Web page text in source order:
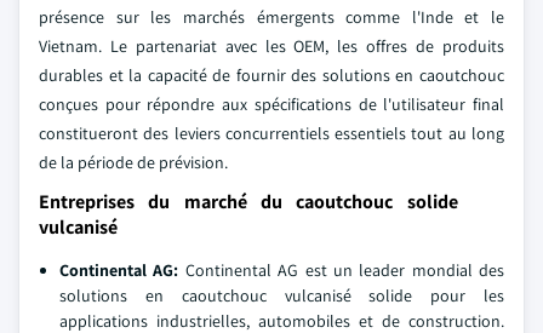
présence sur les marchés émergents comme l'Inde et le
Vietnam. Le partenariat avec les OEM, les offres de produits
durables et la capacité de fournir des solutions en caoutchouc
conçues pour répondre aux spécifications de l'utilisateur final
constitueront des leviers concurrentiels essentiels tout au long
de la période de prévision.
Entreprises du marché du caoutchouc solide
vulcanisé
Continental AG: Continental AG est un leader mondial des
solutions en caoutchouc vulcanisé solide pour les
applications industrielles, automobiles et de construction.